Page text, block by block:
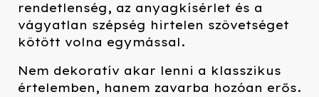
rendetlenség, az anyagkísérlet és a
vágyatlan szépség hirtelen szövetséget
kötött volna egymással.
Nem dekoratív akar lenni a klasszikus
értelemben, hanem zavarba hozóan erős.